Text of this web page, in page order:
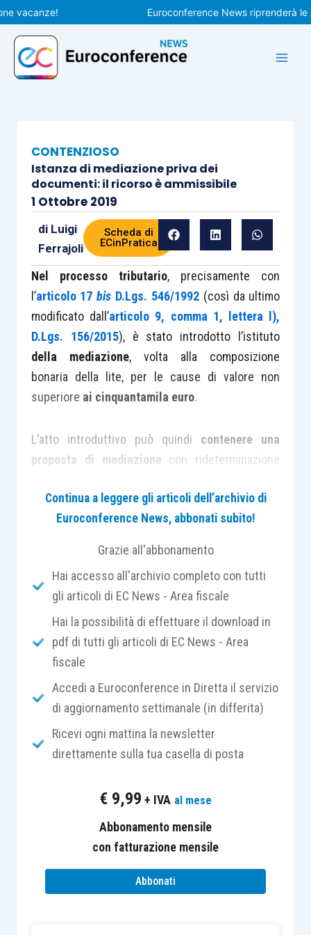
Vai
al
contenuto
Euroconference News riprenderà le
CONTENZIOSO
Istanza di mediazione priva dei
documenti: il ricorso è ammissibile
1 Ottobre 2019
di Luigi
Ferrajoli
Scheda di
ECinPratica
Nel processo tributario, precisamente con
l’articolo 17bis D.Lgs. 546/1992 (così da ultimo
modificato dall’articolo 9, comma 1, lettera l),
D.Lgs. 156/2015), è stato introdotto l’istituto
della mediazione, volta alla composizione
bonaria della lite, per le cause di valore non
superiore ai cinquantamila euro.
L’atto introduttivo può quindi contenere una
proposta di mediazione con rideterminazione
notificato all’Ente che ha emesso l’atto impositivo
entro sessanta giorni dalla notifica dell’atto
La procedura di mediazione si deve concludere, a
pena di improcedibilità del ricorso,
termine di novanta giorni dalla data di notifica
dell’atto medesimo; decorso tale termine senza
il raggiungimento di un accordo diviene, quindi,
procedibile il ricorso giurisdizionale.
Premesso ciò, la Corte di Cassazione,
l’ordinanza n. 23523 del 20.09.2019
che nessuna disposizione prevede, ai fini
allegati a quest’ultimo debbano essere allegati
istanza di reclamo
all’amministrazione finanziaria.
Nel caso di specie, la contribuente impugnava,
Continua a leggere gli articoli dell’archivio di
Euroconference News, abbonati subito!
Grazie all'abbonamento
Hai accesso all'archivio completo con tutti
gli articoli di EC News - Area fiscale
Hai la possibilità di effettuare il download in
pdf di tutti gli articoli di EC News - Area
fiscale
Accedi a Euroconference in Diretta il servizio
di aggiornamento settimanale (in differita)
Ricevi ogni mattina la newsletter
direttamente sulla tua casella di posta
€ 9,99 + IVA al mese
Abbonamento mensile
con fatturazione mensile
Abbonati